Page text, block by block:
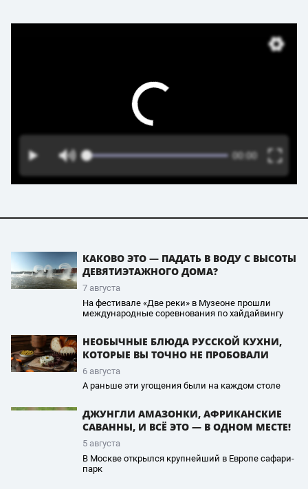
КАКОВО ЭТО — ПАДАТЬ В ВОДУ С ВЫСОТЫ
ДЕВЯТИЭТАЖНОГО ДОМА?
7 августа
На фестивале «Две реки» в Музеоне прошли
международные соревнования по хайдайвингу
НЕОБЫЧНЫЕ БЛЮДА РУССКОЙ КУХНИ,
КОТОРЫЕ ВЫ ТОЧНО НЕ ПРОБОВАЛИ
6 августа
А раньше эти угощения были на каждом столе
ДЖУНГЛИ АМАЗОНКИ, АФРИКАНСКИЕ
САВАННЫ, И ВСЁ ЭТО — В ОДНОМ МЕСТЕ!
5 августа
В Москве открылся крупнейший в Европе сафари-
парк